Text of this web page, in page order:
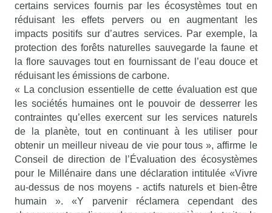
certains services fournis par les écosystèmes tout en
réduisant les effets pervers ou en augmentant les
impacts positifs sur d’autres services. Par exemple, la
protection des forêts naturelles sauvegarde la faune et
la flore sauvages tout en fournissant de l’eau douce et
réduisant les émissions de carbone.
« La conclusion essentielle de cette évaluation est que
les sociétés humaines ont le pouvoir de desserrer les
contraintes qu’elles exercent sur les services naturels
de la planète, tout en continuant à les utiliser pour
obtenir un meilleur niveau de vie pour tous », affirme le
Conseil de direction de l’Évaluation des écosystèmes
pour le Millénaire dans une déclaration intitulée «Vivre
au-dessus de nos moyens - actifs naturels et bien-être
humain ». «Y parvenir réclamera cependant des